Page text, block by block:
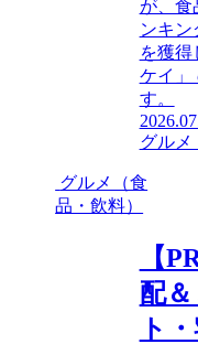
が、食
ンキン
を獲得
ケイ」
す。
グルメ
グルメ（食
品・飲料）
【
配
ト